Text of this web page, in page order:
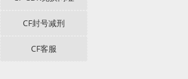
CF封号减刑
CF客服